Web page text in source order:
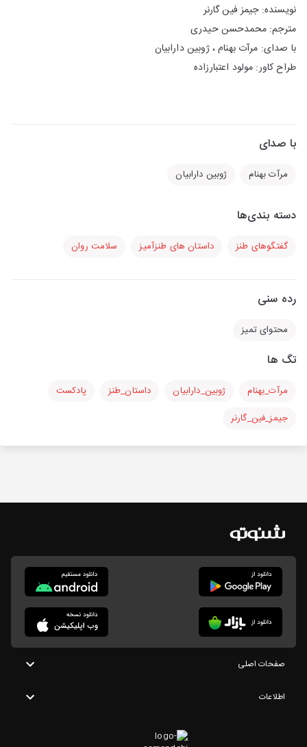
نویسنده: جیمز فین گارنر
مترجم: محمدحسن حیدری
با صدای: مرآت بهنام ، ژوبین دارابیان
طراح کاور: مولود اعتبارزاده
با صدای
مرآت بهنام ژوبین دارابیان
دسته بندی‌ها
گفتگوهای طنز داستان های طنزآمیز سلامت روان
رده سنی
محتوای تمیز
تگ ها
مرآت_بهنام ژوبین_دارابیان داستان_طنز
پادکست
جیمز_فین_گارنر
صفحات اصلی
اطلاعات